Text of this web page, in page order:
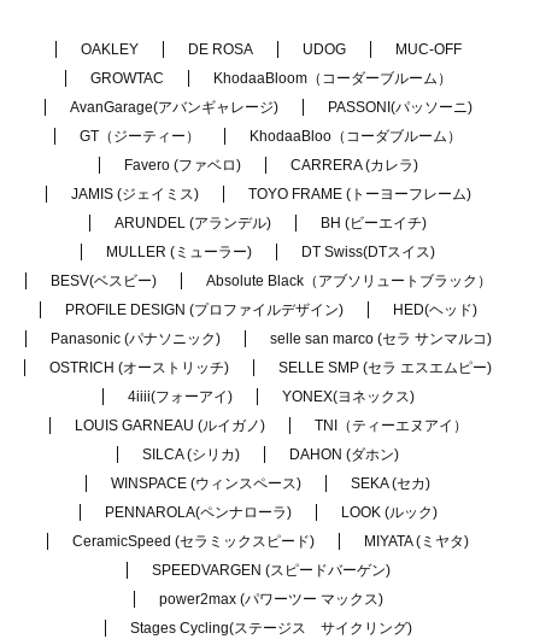
OAKLEY DE ROSA UDOG
MUC-OFF
GROWTAC
KhodaaBloom（コーダーブルーム）
AvanGarage(アバンギャレージ)
PASSONI(パッソーニ)
GT（ジーティー）
KhodaaBloo（コーダブルーム）
Favero (ファベロ)
CARRERA (カレラ)
JAMIS (ジェイミス)
TOYO FRAME (トーヨーフレーム)
ARUNDEL (アランデル)
BH (ビーエイチ)
MULLER (ミューラー)
DT Swiss(DTスイス)
BESV(ベスビー)
Absolute Black（アブソリュートブラック）
PROFILE DESIGN (プロファイルデザイン)
HED(ヘッド)
Panasonic (パナソニック)
selle san marco (セラ サンマルコ)
OSTRICH (オーストリッチ)
SELLE SMP (セラ エスエムピー)
4iiii(フォーアイ)
YONEX(ヨネックス)
LOUIS GARNEAU (ルイガノ)
TNI（ティーエヌアイ）
SILCA (シリカ)
DAHON (ダホン)
WINSPACE (ウィンスペース)
SEKA (セカ)
PENNAROLA(ペンナローラ)
LOOK (ルック)
CeramicSpeed (セラミックスピード)
MIYATA (ミヤタ)
SPEEDVARGEN (スピードバーゲン)
power2max (パワーツー マックス)
Stages Cycling(ステージス サイクリング)